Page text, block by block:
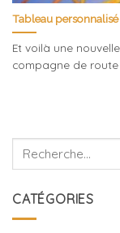
Tableau personnalisé
Et voilà une
compagne de route
CATÉGORIES